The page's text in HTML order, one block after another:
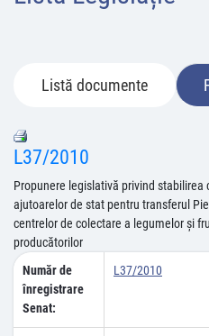
Listă documente
L37/2010
Propunere legislativă privind stabilirea
ajutoarelor de stat pentru transferul
centrelor de colectare a legumelor şi
producătorilor
Număr de
înregistrare
Senat:
L37/2010